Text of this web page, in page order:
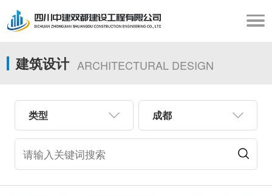
建筑设计 ARCHITECTURAL DESIGN
类型 成都